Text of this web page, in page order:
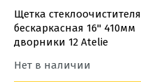
Щетка стеклоочистителя
бескаркасная 16'' 410мм
дворники 12 Atelie
Нет в наличии